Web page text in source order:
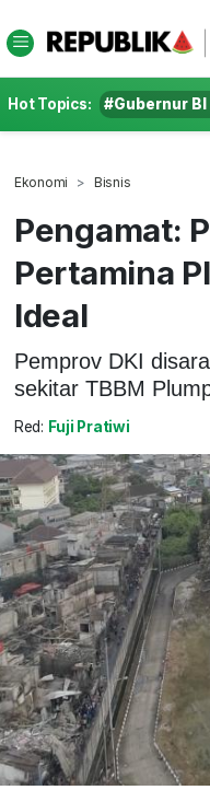
Hot Topics: #Gubernur
Ekonomi Bisnis
Pengamat:
Pertamina
Ideal
Pemprov DKI
sekitar TBBM
Red: Fuji Pratiwi